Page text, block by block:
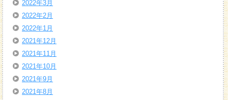
2022年3月
2022年2月
2022年1月
2021年12月
2021年11月
2021年10月
2021年9月
2021年8月